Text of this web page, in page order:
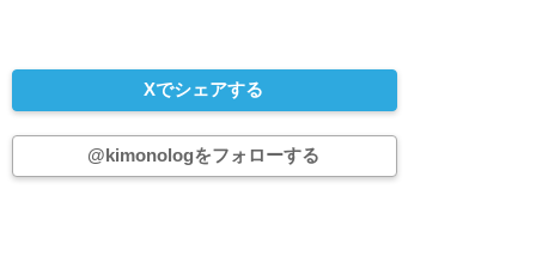
Xでシェアする
@kimonologをフォローする